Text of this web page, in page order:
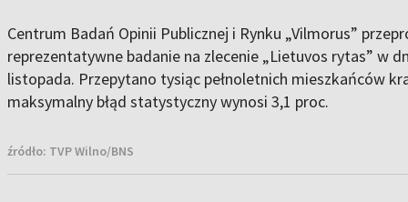
Centrum Badań Opinii Publicznej i Rynku „Vilmorus”
reprezentatywne badanie na zlecenie „Lietuvos rytas” w
listopada. Przepytano tysiąc pełnoletnich mieszkańców
maksymalny błąd statystyczny wynosi 3,1 proc.
źródło: TVP Wilno/BNS